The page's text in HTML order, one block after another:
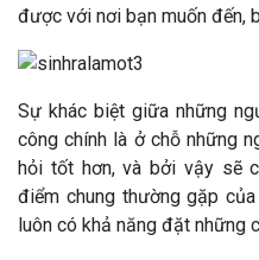
được với nơi bạn muốn đến,
Sự khác biệt giữa những
công chính là ở chỗ những
hỏi tốt hơn, và bởi vậy sẽ
điểm chung thường gặp
luôn có khả năng đặt những